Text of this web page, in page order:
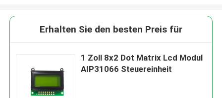
Erhalten Sie den besten Preis für
1 Zoll 8x2 Dot Matrix Lcd Modul
AIP31066 Steuereinheit